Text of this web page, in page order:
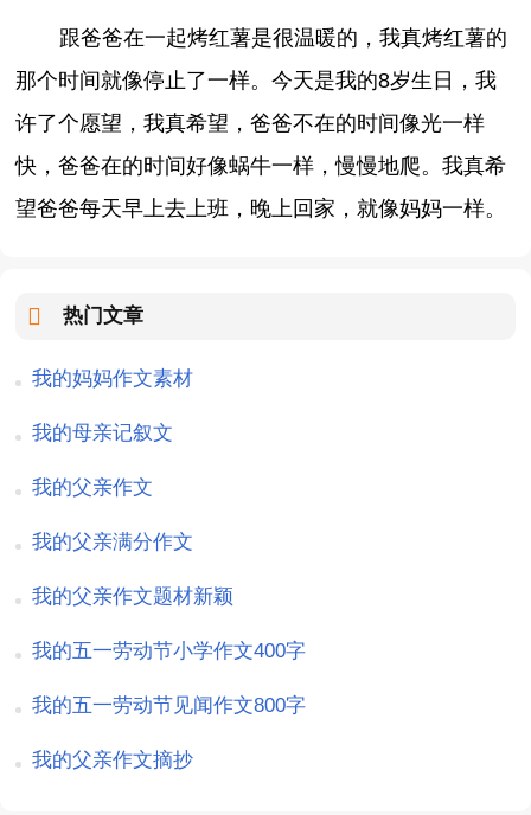
跟爸爸在一起烤红薯是很温暖的，我真烤红薯的
那个时间就像停止了一样。今天是我的8岁生日，我
许了个愿望，我真希望，爸爸不在的时间像光一样
快，爸爸在的时间好像蜗牛一样，慢慢地爬。我真希
望爸爸每天早上去上班，晚上回家，就像妈妈一样。
热门文章
我的妈妈作文素材
我的母亲记叙文
我的父亲作文
我的父亲满分作文
我的父亲作文题材新颖
我的五一劳动节小学作文400字
我的五一劳动节见闻作文800字
我的父亲作文摘抄